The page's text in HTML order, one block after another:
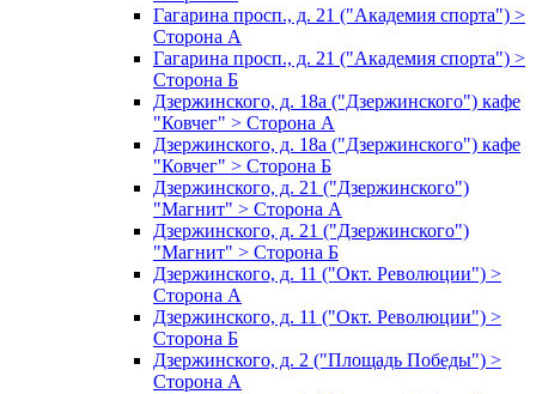
Гагарина просп., д. 21 ("Академия спорта") >
Сторона А
Гагарина просп., д. 21 ("Академия спорта") >
Сторона Б
Дзержинского, д. 18а ("Дзержинского") кафе
"Ковчег" > Сторона А
Дзержинского, д. 18а ("Дзержинского") кафе
"Ковчег" > Сторона Б
Дзержинского, д. 21 ("Дзержинского")
"Магнит" > Сторона А
Дзержинского, д. 21 ("Дзержинского")
"Магнит" > Сторона Б
Дзержинского, д. 11 ("Окт. Революции") >
Сторона А
Дзержинского, д. 11 ("Окт. Революции") >
Сторона Б
Дзержинского, д. 2 ("Площадь Победы") >
Сторона А